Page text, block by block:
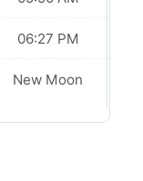
06:27 PM
New Moon